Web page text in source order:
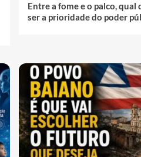
Entre a fome e o palco, qual
ser a prioridade do poder